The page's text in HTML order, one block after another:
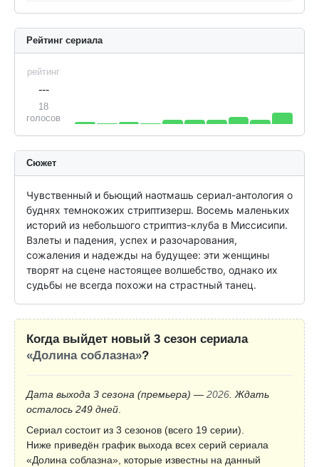
Рейтинг сериала
рейтинг
---
18
голосов
Сюжет
Чувственный и бьющий наотмашь сериал-антология о
буднях темнокожих стриптизерш. Восемь маленьких
историй из небольшого стриптиз-клуба в Миссисипи.
Взлеты и падения, успех и разочарования,
сожаления и надежды на будущее: эти женщины
творят на сцене настоящее волшебство, однако их
судьбы не всегда похожи на страстный танец.
Когда выйдет новый 3 сезон сериала
«Долина соблазна»?
Дата выхода 3 сезона (премьера) — 2026. Ждать
осталось 249 дней.
Сериал состоит из 3 сезонов (всего 19 серии).
Ниже приведён график выхода всех серий сериала
«Долина соблазна», которые известны на данный